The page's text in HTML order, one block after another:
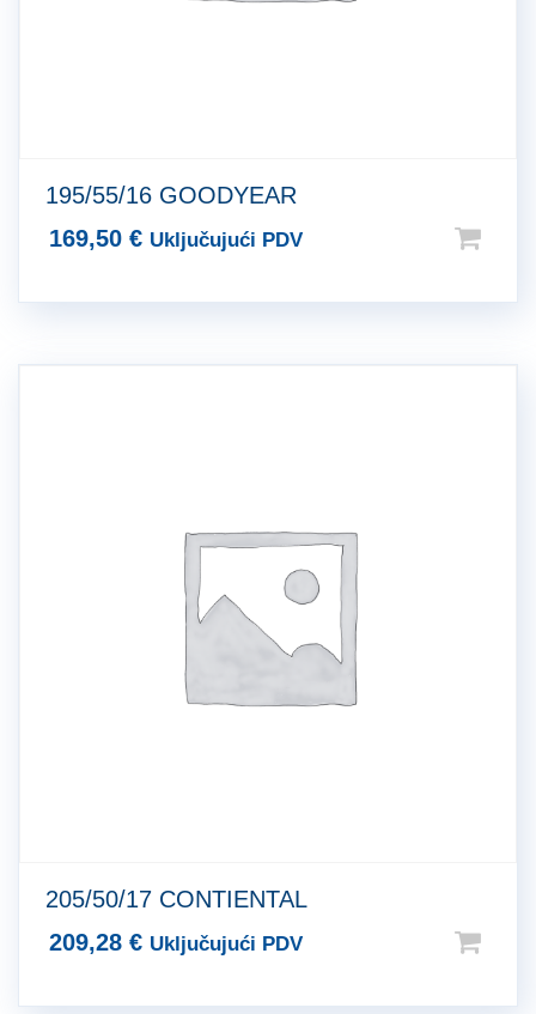
195/55/16 GOODYEAR
169,50 € Uključujući PDV
205/50/17 CONTIENTAL
209,28 € Uključujući PDV